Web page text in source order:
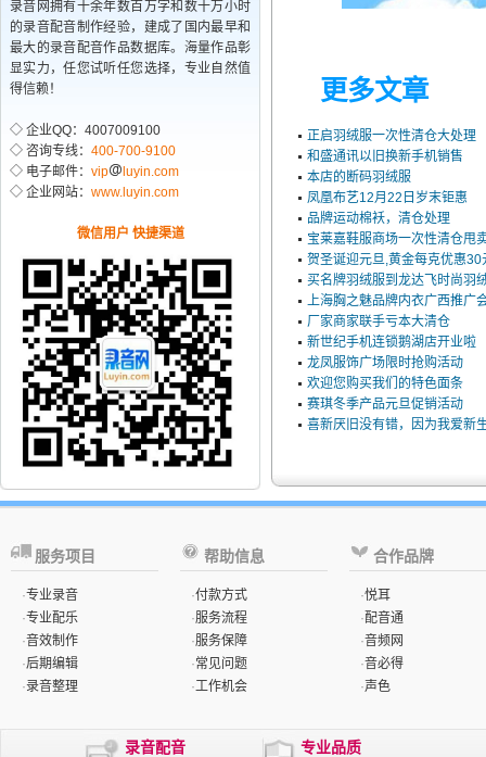
录音网拥有十余年数百万字和数十万小时
的录音配音制作经验，建成了国内最早和
最大的录音配音作品数据库。海量作品彰
显实力，任您试听任您选择，专业自然值
得信赖！
◇ 企业QQ：4007009100
◇ 咨询专线： 400-700-9100
◇ 电子邮件： vip
luyin.com
◇ 企业网站： www.luyin.com
微信用户 快捷渠道
更多文章
正启羽绒服一次性清仓大处理
和盛通讯以旧换新手机销售
本店的断码羽绒服
凤凰布艺12月22日岁末钜惠
品牌运动棉袄，清仓处理
宝莱嘉鞋服商场一次性清仓甩
贺圣诞迎元旦,黄金每克优惠30
买名牌羽绒服到龙达飞时尚羽
上海胸之魅品牌内衣广西推广
厂家商家联手亏本大清仓
新世纪手机连锁鹅湖店开业啦
龙凤服饰广场限时抢购活动
欢迎您购买我们的特色面条
赛琪冬季产品元旦促销活动
喜新厌旧没有错，因为我爱新
服务项目
·专业录音
·专业配乐
·音效制作
·后期编辑
·录音整理
帮助信息
·付款方式
·服务流程
·服务保障
·常见问题
·工作机会
合作品牌
·悦耳
·配音通
·音频网
·音必得
·声色
录音配音
专业品质